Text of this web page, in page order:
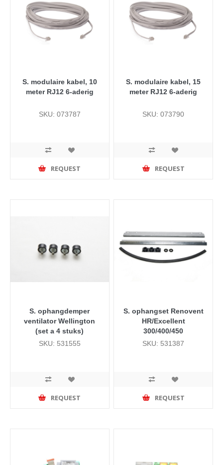
S. modulaire kabel, 10
meter RJ12 6-aderig
SKU: 073787
REQUEST
S. modulaire kabel, 15
meter RJ12 6-aderig
SKU: 073790
REQUEST
S. ophangdemper
ventilator Wellington
(set a 4 stuks)
SKU: 531555
REQUEST
S. ophangset Renovent
HR/Excellent
300/400/450
SKU: 531387
REQUEST